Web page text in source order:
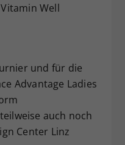
Well
und für die
Advantage Ladies
auch noch
Center Linz